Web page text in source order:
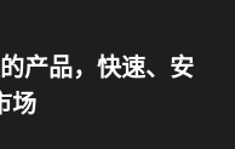
产品，快速、安
场